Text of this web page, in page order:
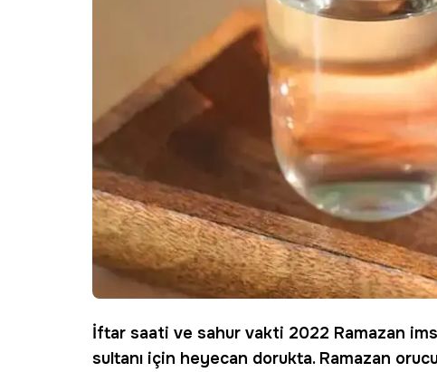
İftar saati ve sahur vakti 2022 Ramazan
sultanı için heyecan dorukta. Ramazan